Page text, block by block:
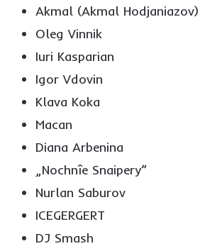
Akmal (Akmal Hodjaniazov)
Oleg Vinnik
Iuri Kasparian
Igor Vdovin
Klava Koka
Macan
Diana Arbenina
„Nochnîe Snaipery”
Nurlan Saburov
ICEGERGERT
DJ Smash